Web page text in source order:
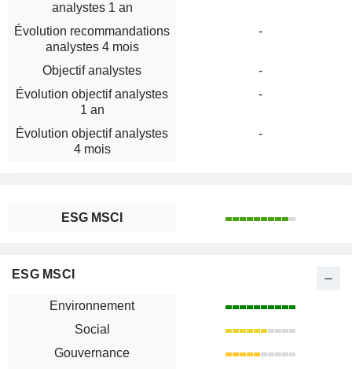
analystes 1 an
Évolution recommandations
analystes 4 mois
-
Objectif analystes
-
Évolution objectif analystes
1 an
-
Évolution objectif analystes
4 mois
-
ESG MSCI
ESG MSCI
Environnement
Social
Gouvernance